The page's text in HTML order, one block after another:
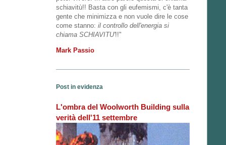
schiavitù!! Basta con gli eufemismi, c'è tanta
gente che minimizza e non vuole dire le cose
come stanno: il controllo dell'energia si
chiama SCHIAVITU'!!"
Mark Passio
Post in evidenza
L'ombra del Woolworth Building sulla
verità dell'11 settembre